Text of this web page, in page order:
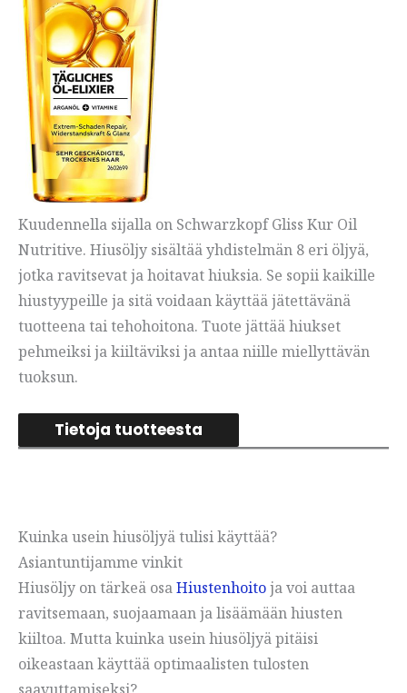
Kuudennella sijalla on Schwarzkopf Gliss Kur Oil
Nutritive. Hiusöljy sisältää yhdistelmän 8 eri öljyä,
jotka ravitsevat ja hoitavat hiuksia. Se sopii kaikille
hiustyypeille ja sitä voidaan käyttää jätettävänä
tuotteena tai tehohoitona. Tuote jättää hiukset
pehmeiksi ja kiiltäviksi ja antaa niille miellyttävän
tuoksun.
Tietoja tuotteesta
Kuinka usein hiusöljyä tulisi käyttää?
Asiantuntijamme vinkit
Hiusöljy on tärkeä osaHiustenhoitoja voi auttaa
ravitsemaan, suojaamaan ja lisäämään hiusten
kiiltoa. Mutta kuinka usein hiusöljyä pitäisi
oikeastaan käyttää optimaalisten tulosten